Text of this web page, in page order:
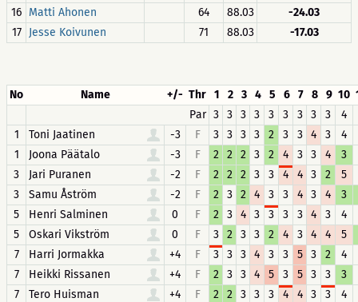
16 Matti Ahonen 64 88.03
-24.03
17
Jesse Koivunen 71 88.03 -17.03
No Name +/- Thr 1 2 3 4 5 6 7 8 9 10
Par 3 3 3 3 3 3 3 3 3
4
1
Toni Jaatinen -3 F 3 3 3 3 2 3 3 4 3
4
1
Joona Päätalo -3 F 2 2 2 3 2 4 3 3 4
3
3
Jari Puranen -2 F 2 2 2 3 3 4 4 3 2
5
3
Samu Åström -2 F 2 3 2 4 3 3 4 3 4
3
5
Henri Salminen 0 F 2 3 4 3 3 3 3 4 3
4
5
Oskari Vikström 0 F 3 2 3 3 2 4 3 4 4
5
7
Harri Jormakka +4 F 3 3 3 4 3 3 5 3 2
4
7
Heikki Rissanen +4 F 2 3 3 4 5 3 5 3 3
3
7
Tero Huisman +4 F 2 2 3 3 3 4 4 3 3
4